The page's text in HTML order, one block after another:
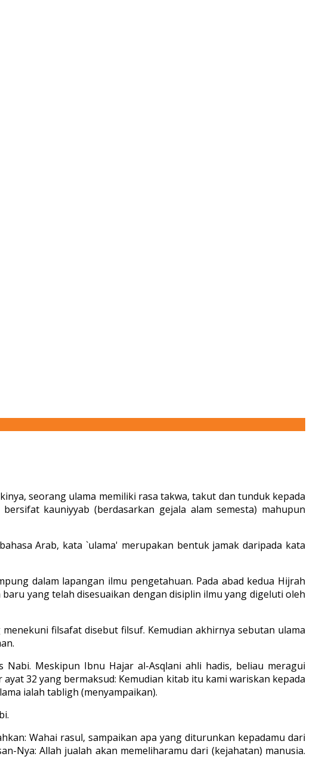
seorang ulama memiliki rasa takwa, takut dan tunduk kepada
kauniyyab (berdasarkan gejala alam semesta) mahupun
Arab, kata `ulama' merupakan bentuk jamak daripada kata
dalam lapangan ilmu pengetahuan. Pada abad kedua Hijrah
yang telah disesuaikan dengan disiplin ilmu yang digeluti oleh
filsafat disebut filsuf. Kemudian akhirnya sebutan ulama
Meskipun Ibnu Hajar al-Asqlani ahli hadis, beliau meragui
32 yang bermaksud: Kemudian kitab itu kami wariskan kepada
ialah tabligh (menyampaikan).
Wahai rasul, sampaikan apa yang diturunkan kepadamu dari
Nya: Allah jualah akan memeliharamu dari (kejahatan) manusia.